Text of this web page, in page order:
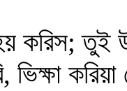
করিস; তুই
ভিক্ষা